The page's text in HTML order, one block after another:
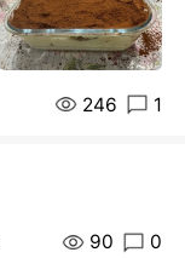
246 1
90 0